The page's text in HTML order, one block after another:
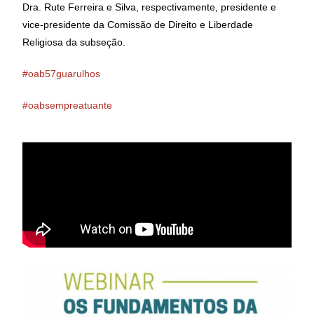
Dra. Rute Ferreira e Silva, respectivamente, presidente e
vice-presidente da Comissão de Direito e Liberdade
Religiosa da subseção.
#oab57guarulhos
#oabsempreatuante